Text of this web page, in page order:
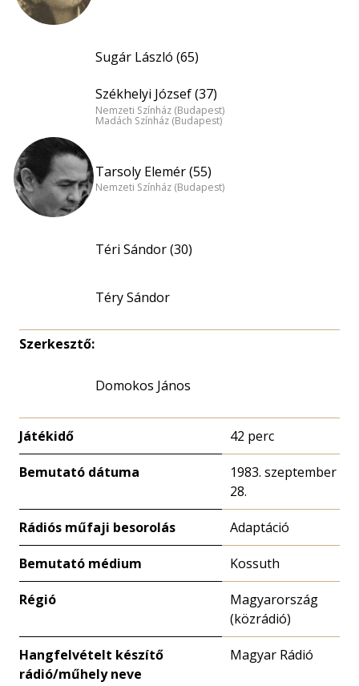
Sugár László (65)
Székhelyi József (37)
Nemzeti Színház (Budapest)
Madách Színház (Budapest)
Tarsoly Elemér (55)
Nemzeti Színház (Budapest)
Téri Sándor (30)
Téry Sándor
Szerkesztő:
Domokos János
Játékidő 42 perc
Bemutató dátuma
1983. szeptember
28.
Rádiós műfaji besorolás Adaptáció
Bemutató médium Kossuth
Régió
Magyarország
(közrádió)
Hangfelvételt készítő
rádió/műhely neve
Magyar Rádió